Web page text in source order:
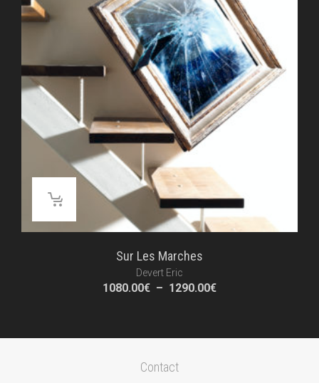
Sur Les Marches
Devert Eric
1080.00€ – 1290.00€Plage
Contact